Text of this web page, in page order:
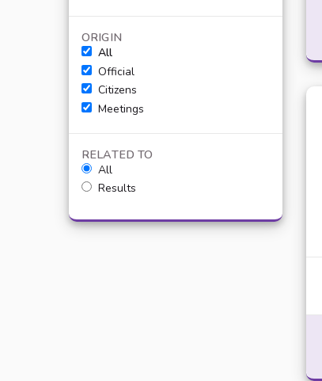
ORIGIN
All
Official
Citizens
Meetings
RELATED TO
All
Results